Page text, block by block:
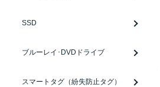
SSD
ブルーレイ･DVDドライブ
スマートタグ（紛失防止タグ）